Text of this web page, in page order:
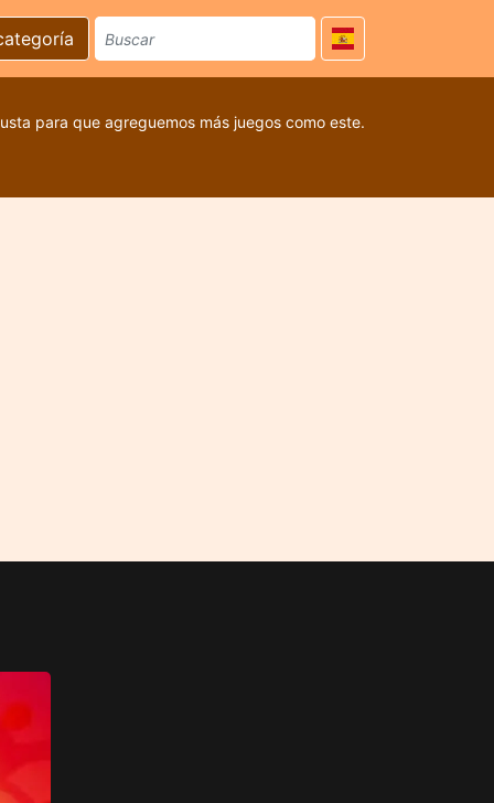
para que agreguemos más juegos como este.